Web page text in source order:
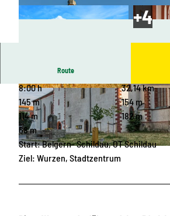
© Philipp Kirschner |
© Andreas Schmidt, LEIPZIG REGION © Andreas
Route
8:00 h
32,14 km
145 m
154 m
114 m
182 m
68 m
Start: Belgern- Schildau, OT Schildau
Ziel: Wurzen, Stadtzentrum